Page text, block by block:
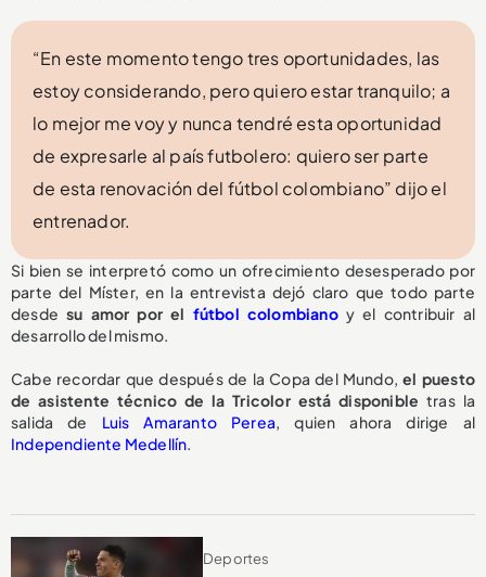
“En este momento tengo tres oportunidades, las
estoy considerando, pero quiero estar tranquilo; a
lo mejor me voy y nunca tendré esta oportunidad
de expresarle al país futbolero: quiero ser parte
de esta renovación del fútbol colombiano” dijo el
entrenador.
Si bien se interpretó como un ofrecimiento desesperado por
parte del Míster, en la entrevista dejó claro que todo parte
desdesu amor por el fútbol colombianoy el contribuir al
desarrollo del mismo.
Cabe recordar que después de la Copa del Mundo,el puesto
de asistente técnico de la Tricolorestá disponible tras la
salida de Luis Amaranto Perea, quien ahora dirige al
Independiente Medellín.
Deportes